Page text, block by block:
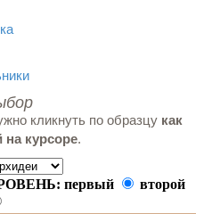
кликнуть по образцу как
на курсоре.